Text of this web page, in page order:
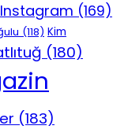
Instagram (169)
(118) Kim
(180)
(183)